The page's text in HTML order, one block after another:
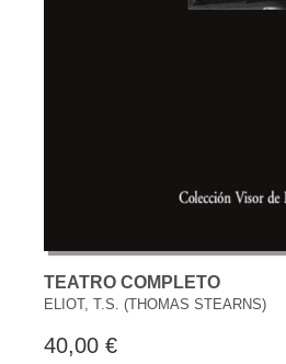
TEATRO COMPLETO
ELIOT, T.S. (THOMAS STEARNS)
40,00 €